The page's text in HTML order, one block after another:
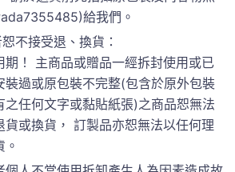
給我們。
不接受退、換貨：
期！ 主商品或贈品一經拆封使用或已
裝過或原包裝不完整(包含於原外包裝
之任何文字或黏貼紙張)之商品恕無法
貨或換貨， 訂製品亦恕無法以任何理